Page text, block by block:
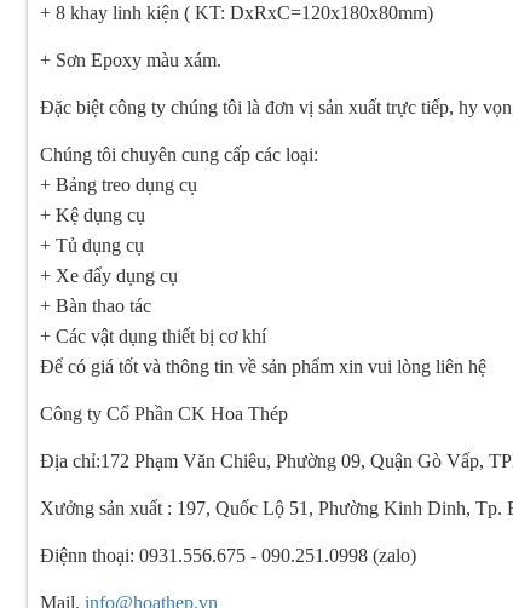
+ 8 khay linh kiện ( KT: DxRxC=120x180x80mm)
+ Sơn Epoxy màu xám.
Đặc biệt công ty chúng tôi là đơn vị sản xuất trực tiếp, hy
Chúng tôi chuyên cung cấp các loại:
+ Bảng treo dụng cụ
+ Kệ dụng cụ
+ Tủ dụng cụ
+ Xe đẩy dụng cụ
+ Bàn thao tác
+ Các vật dụng thiết bị cơ khí
Để có giá tốt và thông tin về sản phẩm xin vui lòng liên hệ
Công ty Cổ Phần CK Hoa Thép
Địa chỉ:172 Phạm Văn Chiêu, Phường 09, Quận Gò Vấp,
Xưởng sản xuất : 197, Quốc Lộ 51, Phường Kinh Dinh, Tp.
Điệnn thoại: 0931.556.675 - 090.251.0998 (zalo)
Mail. info@hoathep.vn